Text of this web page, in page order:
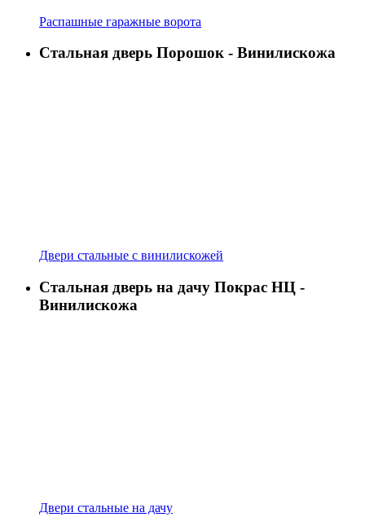
Распашные гаражные ворота
Стальная дверь Порошок - Винилискожа
Двери стальные с винилискожей
Стальная дверь на дачу Покрас НЦ -
Винилискожа
Двери стальные на дачу